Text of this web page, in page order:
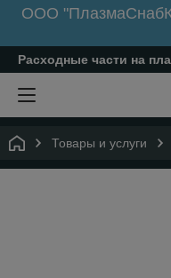
ООО
Расходные части на
Товары и услуги